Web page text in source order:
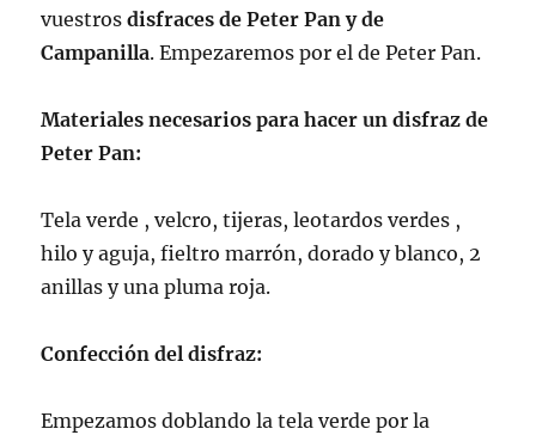
vuestrosdisfraces de Peter Pan y de
Campanilla. Empezaremos por el de Peter Pan.
Materiales necesarios para hacer un disfraz de
Peter Pan:
Tela verde , velcro, tijeras, leotardos verdes ,
hilo y aguja, fieltro marrón, dorado y blanco, 2
anillas y una pluma roja.
Confección del disfraz:
Empezamos doblando la tela verde por la